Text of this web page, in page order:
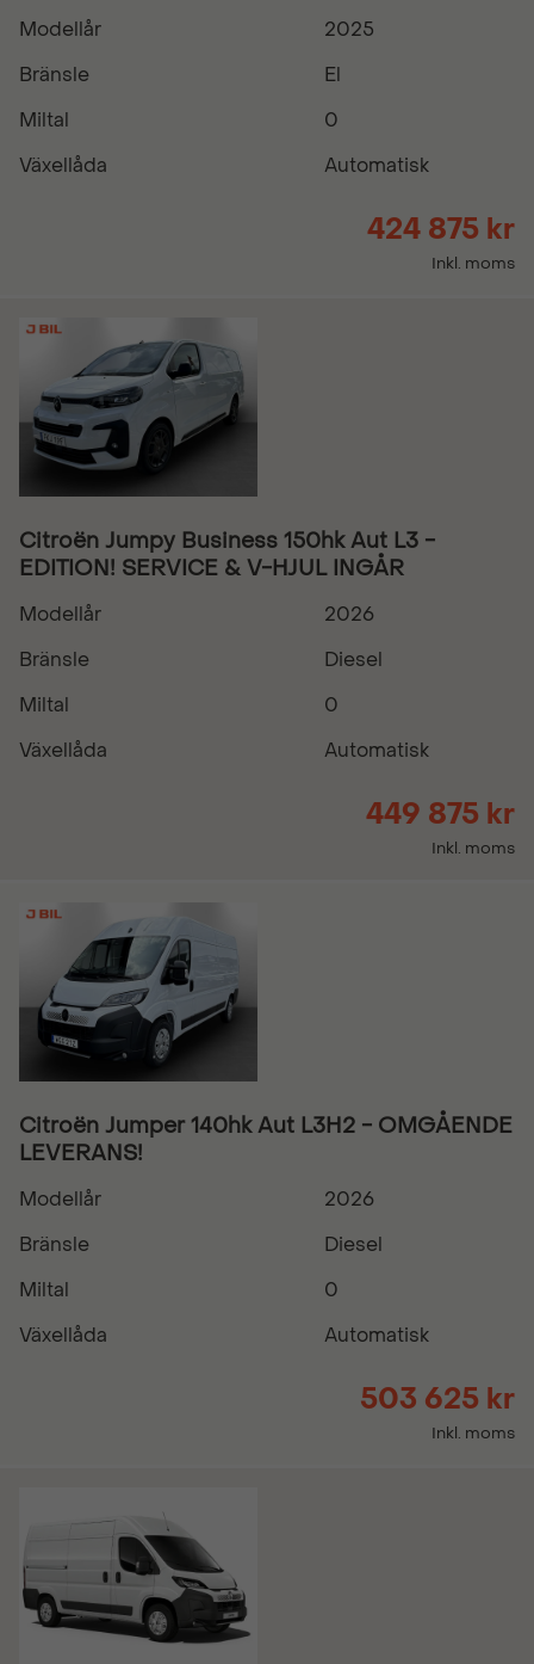
Modellår
2025
Bränsle
El
Miltal
0
Växellåda
Automatisk
424 875 kr
Inkl. moms
Citroën Jumpy Business 150hk Aut L3 -
EDITION! SERVICE & V-HJUL INGÅR
Modellår
2026
Bränsle
Diesel
Miltal
0
Växellåda
Automatisk
449 875 kr
Inkl. moms
Citroën Jumper 140hk Aut L3H2 - OMGÅENDE
LEVERANS!
Modellår
2026
Bränsle
Diesel
Miltal
0
Växellåda
Automatisk
503 625 kr
Inkl. moms